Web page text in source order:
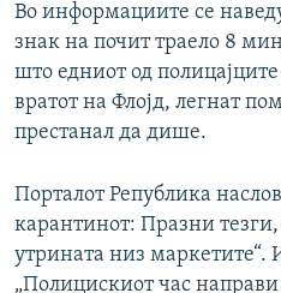
Во информациите се
знак на почит траело 8
што едниот од
вратот на Флојд, легнат
престанал да дише.
Порталот Република
карантинот: Празни
утрината низ маркетите“.
„Полицискиот час